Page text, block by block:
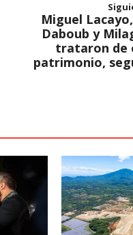
Miguel
Daboub y
trataron de
patrimonio,